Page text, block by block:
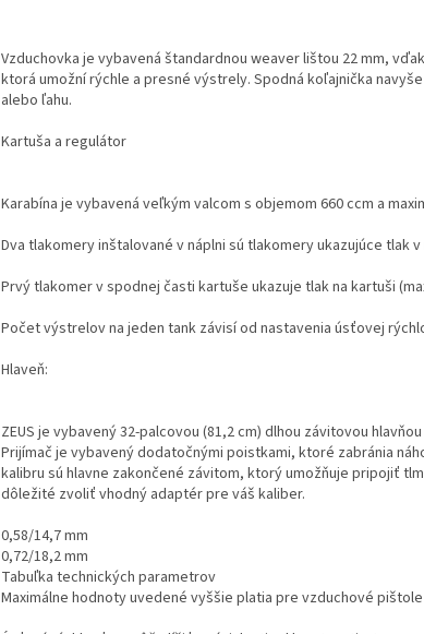
Vzduchovka je vybavená štandardnou weaver lištou 22 mm,
ktorá umožní rýchle a presné výstrely. Spodná koľajnička
alebo ľahu.
Kartuša a regulátor
Karabína je vybavená veľkým valcom s objemom 660 ccm a
Dva tlakomery inštalované v náplni sú tlakomery ukazujúce tlak
Prvý tlakomer v spodnej časti kartuše ukazuje tlak na kartuši
Počet výstrelov na jeden tank závisí od nastavenia úsťovej
Hlaveň:
ZEUS je vybavený 32-palcovou (81,2 cm) dlhou závitovou
Prijímač je vybavený dodatočnými poistkami, ktoré zabránia
kalibru sú hlavne zakončené závitom, ktorý umožňuje pripojiť
dôležité zvoliť vhodný adaptér pre váš kaliber.
0,58/14,7 mm
0,72/18,2 mm
Tabuľka technických parametrov
Maximálne hodnoty uvedené vyššie platia pre vzduchové